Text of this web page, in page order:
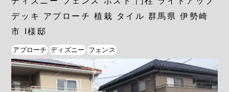
デッキ アプローチ 植栽 タイル 群馬県 伊勢崎
市 I様邸
アプローチ ディズニー フェンス